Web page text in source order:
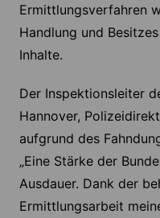
Ermittlungsverfahren
Handlung und
Inhalte.
Der Inspektionsleiter
Hannover,
aufgrund des
„Eine Stärke der
Ausdauer. Dank der
Ermittlungsarbeit